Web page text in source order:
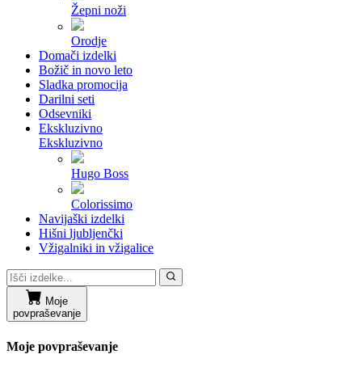
Žepni noži
Orodje
Domači izdelki
Božič in novo leto
Sladka promocija
Darilni seti
Odsevniki
Ekskluzivno
Ekskluzivno
Hugo Boss
Colorissimo
Navijaški izdelki
Hišni ljubljenčki
Vžigalniki in vžigalice
Moje
povpraševanje
Moje povpraševanje